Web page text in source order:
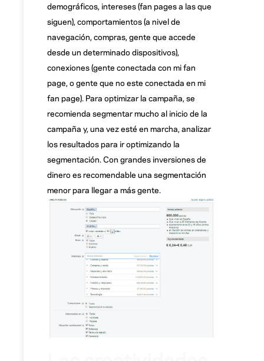
demográficos, intereses (fan pages a las que
siguen), comportamientos (a nivel de
navegación, compras, gente que accede
desde un determinado dispositivos),
conexiones (gente conectada con mi fan
page, o gente que no este conectada en mi
fan page). Para optimizar la campaña, se
recomienda segmentar mucho al inicio de la
campaña y, una vez esté en marcha, analizar
los resultados para ir optimizando la
segmentación. Con grandes inversiones de
dinero es recomendable una segmentación
menor para llegar a más gente.